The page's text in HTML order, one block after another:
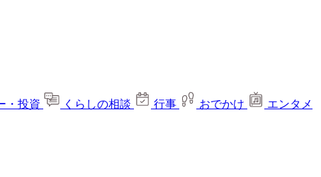
・投資 くらしの相談 行事 おでかけ
エンタメ